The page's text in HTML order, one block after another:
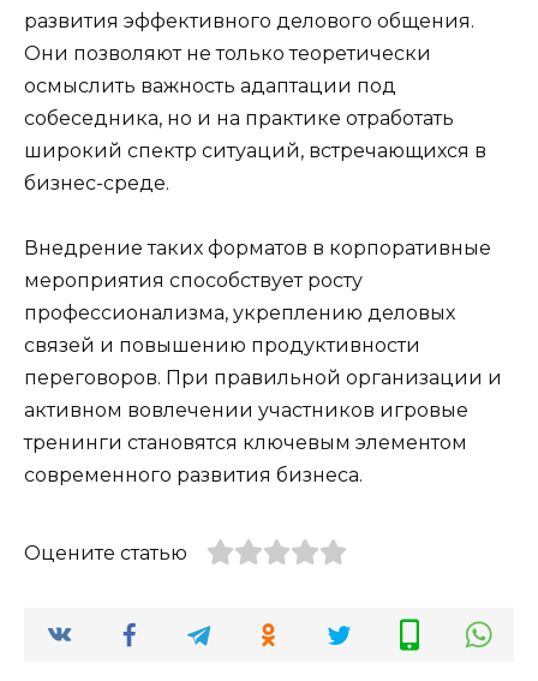
развития эффективного делового общения.
Они позволяют не только теоретически
осмыслить важность адаптации под
собеседника, но и на практике отработать
широкий спектр ситуаций, встречающихся в
бизнес-среде.
Внедрение таких форматов в корпоративные
мероприятия способствует росту
профессионализма, укреплению деловых
связей и повышению продуктивности
переговоров. При правильной организации и
активном вовлечении участников игровые
тренинги становятся ключевым элементом
современного развития бизнеса.
Оцените статью